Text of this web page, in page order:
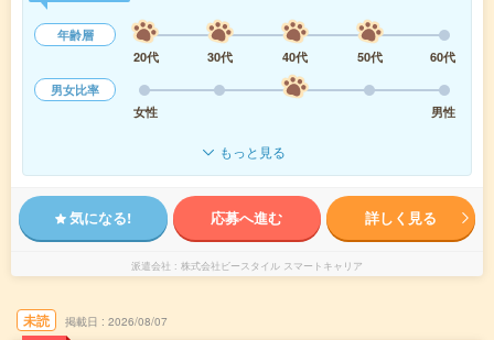
年齢層
20代
30代 40代 50代
60代
男女比率
女性
男性
もっと見る
気になる! 応募へ進む 詳しく見る
派遣会社 株式会社ビースタイル スマートキャリア
未読 掲載日 2026/08/07